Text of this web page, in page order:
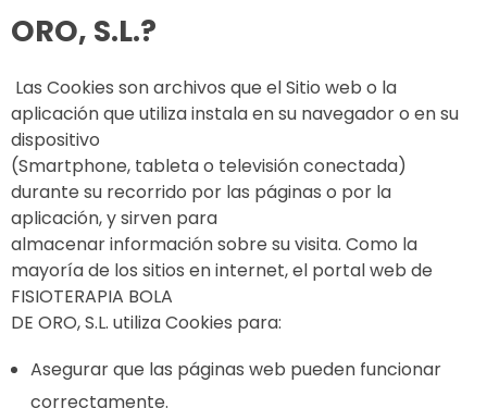
ORO, S.L.?
Las Cookies son archivos que el Sitio web o la
aplicación que utiliza instala en su navegador o en su
dispositivo
(Smartphone, tableta o televisión conectada)
durante su recorrido por las páginas o por la
aplicación, y sirven para
almacenar información sobre su visita. Como la
mayoría de los sitios en internet, el portal web de
FISIOTERAPIA BOLA
DE ORO, S.L. utiliza Cookies para:
Asegurar que las páginas web pueden funcionar
correctamente.